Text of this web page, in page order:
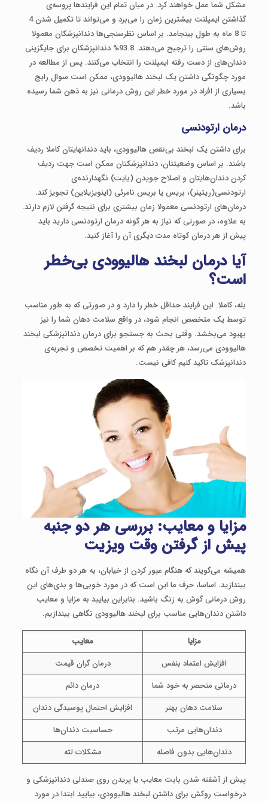
مشکل شما عمل خواهند کرد. در میان تمام این فرایندها پروسه‌ی
گذاشتن ایمپلنت‌ بیشترین زمان را می‌برد و می‌تواند تا تکمیل شدن 4
تا 8 ماه به طول بینجامد. بر اساس نظرسنجی‌ها دندانپزشکان معمولا
روش‌های سنتی را ترجیح می‌دهند. 93.8% دندانپزشکان برای جایگزینی
دندان‌های از دست رفته ایمپلنت را انتخاب می‌کنند. پس از مطالعه در
مورد چگونگی داشتن یک لبخند هالیوودی، ممکن است سوال رایج
بسیاری از افراد در مورد خطر این روش درمانی نیز به ذهن شما رسیده
باشد.
درمان ارتودنسی
برای داشتن یک لبخند بی‌نقص هالیوودی، باید دندانهایتان کاملا ردیف
باشند. بر اساس وضعیتتان، دندانپزشکتان ممکن است جهت ردیف
کردن دندان‌هایتان و اصلاح جویدن (بایت) نگهدارنده‌ی
ارتودنسی(ریتینر)، بریس یا بریس‌ نامرئی (اینویزیلاین) تجویز کند.
درمان‌های ارتودنسی معمولا زمان بیشتری برای نتیجه گرفتن لازم دارند.
به علاوه، در صورتی که نیاز به هر گونه درمان ارتودنسی دارید باید
پیش از هر درمان کوتاه مدت دیگری آن را آغاز کنید.
آیا درمان لبخند هالیوودی بی‌خطر
است؟
بله، کاملا. این فرایند حداقل خطر را دارد و در صورتی که به طور مناسب
توسط یک متخصص انجام شود، در واقع سلامت دهان شما را نیز
بهبود می‌بخشد. وقتی بحث به جستجو برای درمان دندانپزشکی لبخند
هالیوودی می‌رسد، هر چقدر هم که بر اهمیت تخصص و تجربه‌ی
دندانپزشک تاکید کنیم کافی نیست.
مزایا و معایب: بررسی هر دو جنبه
پیش از گرفتن وقت ویزیت
همیشه می‌گویند که هنگام عبور کردن از خیابان، به هر دو طرف آن نگاه
بیندازید. اساسا، حرف ما این است که در مورد خوبی‌ها و بدی‌های این
روش درمانی گوش به زنگ باشید. بنابراین بیایید به مزایا و معایب
داشتن دندان‌هایی مناسب برای لبخند هالیوودی نگاهی بیندازیم.
مزایا
معایب
افزایش اعتماد بنفس
درمان گران قیمت
درمانی منحصر به خود شما
درمان دائم
سلامت دهان بهتر
افزایش احتمال پوسیدگی دندان
دندان‌هایی مرتب
حساسیت دندان‌ها
دندان‌هایی بدون فاصله
مشکلات لثه
پیش از آشفته شدن بابت معایب یا پریدن روی صندلی دندانپزشکی و
درخواست روکش برای داشتن لبخند هالیوودی، بیایید ابتدا در مورد